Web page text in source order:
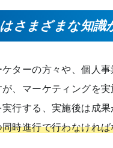
さまざまな知識
ターの方々や、個人
、マーケティングを
行する、実施後は成
時進行で行わなけれ